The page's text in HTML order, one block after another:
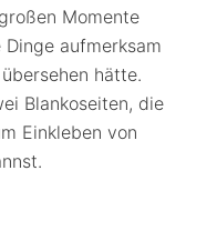
Momente
aufmerksam
hätte.
Blankoseiten, die
Einkleben von